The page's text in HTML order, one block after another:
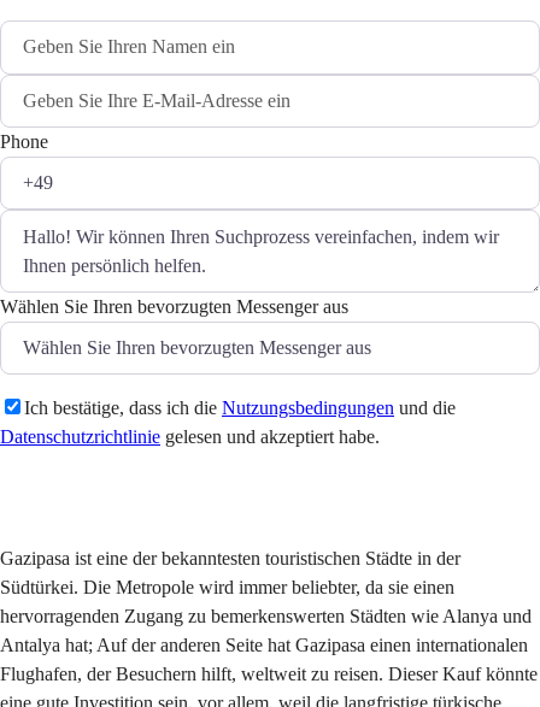
Phone
Wählen Sie Ihren bevorzugten Messenger aus
Ich bestätige, dass ich die Nutzungsbedingungen und die
Datenschutzrichtlinie gelesen und akzeptiert habe.
Gazipasa ist eine der bekanntesten touristischen Städte in der
Südtürkei. Die Metropole wird immer beliebter, da sie einen
hervorragenden Zugang zu bemerkenswerten Städten wie Alanya und
Antalya hat; Auf der anderen Seite hat Gazipasa einen internationalen
Flughafen, der Besuchern hilft, weltweit zu reisen. Dieser Kauf könnte
eine gute Investition sein, vor allem, weil die langfristige türkische